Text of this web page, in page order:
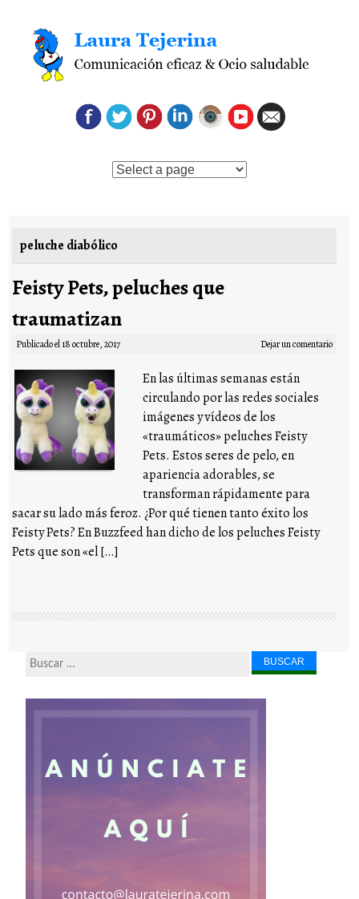
Saltar al contenido
peluche diabólico
Feisty Pets, peluches que
traumatizan
Publicado el18 octubre, 2017 Dejar un comentario
En las últimas semanas están
circulando por las redes sociales
imágenes y vídeos de los
«traumáticos» peluches Feisty
Pets. Estos seres de pelo, en
apariencia adorables, se
transforman rápidamente para
sacar su lado más feroz. ¿Por qué tienen tanto éxito los
Feisty Pets? En Buzzfeed han dicho de los peluches Feisty
Pets que son «el […]
Buscar...